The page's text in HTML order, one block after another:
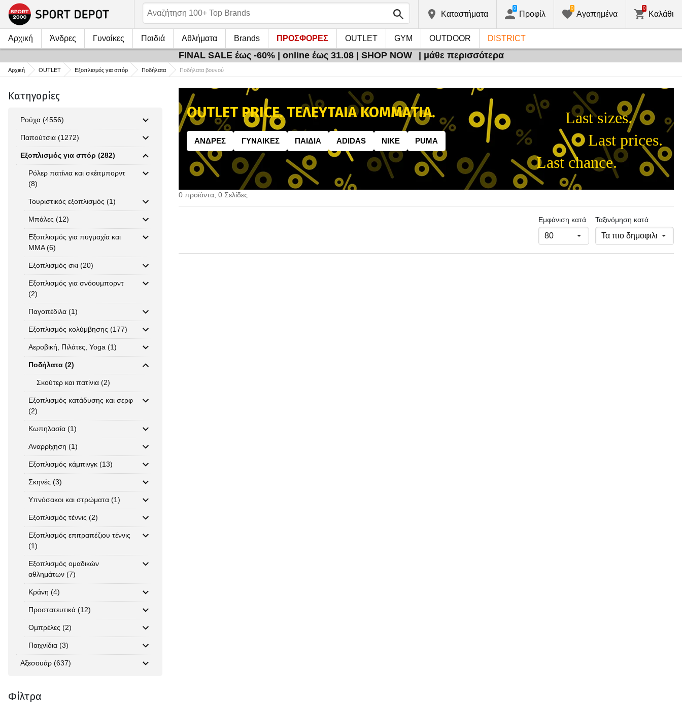
Kαταστήματα Προφίλ
0
Αγαπημένα
0
Καλάθι
0
Αρχική Άνδρες Γυναίκες Παιδιά Αθλήματα Brands ΠΡΟΣΦΟΡΕΣ OUTLET GYM OUTDOOR DISTRICT
FINAL SALE έως -60% | online έως 31.08 | SHOP NOW | μάθε περισσότερα
Αρχική OUTLET Εξοπλισμός για σπόρ Ποδήλατα Ποδήλατα βουνού
Κατηγορίες
Ρούχα (4556)
Παπούτσια (1272)
Εξοπλισμός για σπόρ (282)
Ρόλερ πατίνια και σκέιτμπορντ
(8)
Τουριστικός εξοπλισμός (1)
Μπάλες (12)
Εξοπλισμός για πυγμαχία και
MMA (6)
Εξοπλισμός σκι (20)
Εξοπλισμός για σνόουμπορντ
(2)
Παγοπέδιλα (1)
Εξοπλισμός κολύμβησης (177)
Αεροβική, Πιλάτες, Yoga (1)
Ποδήλατα (2)
Σκούτερ και πατίνια (2)
Εξοπλισμός κατάδυσης και σερφ
(2)
Κωπηλασία (1)
Αναρρίχηση (1)
Εξοπλισμός κάμπινγκ (13)
Σκηνές (3)
Υπνόσακοι και στρώματα (1)
Εξοπλισμός τέννις (2)
Εξοπλισμός επιτραπέζιου τέννις
(1)
Εξοπλισμός ομαδικών
αθλημάτων (7)
Κράνη (4)
Προστατευτικά (12)
Ομπρέλες (2)
Παιχνίδια (3)
Αξεσουάρ (637)
Φίλτρα
OUTLET PRICE. ΤΕΛΕΥΤΑΙΑ ΚΟΜΜΑΤΙΑ.
AΝΔΡΕΣ ΓΥΝΑIΚΕΣ ΠΑΙΔΙA ADIDAS NIKE PUMA
Last sizes.
Last prices.
Last chance.
0 προϊόντα, 0 Σελίδες
Εμφάνιση κατά Ταξινόμηση κατά